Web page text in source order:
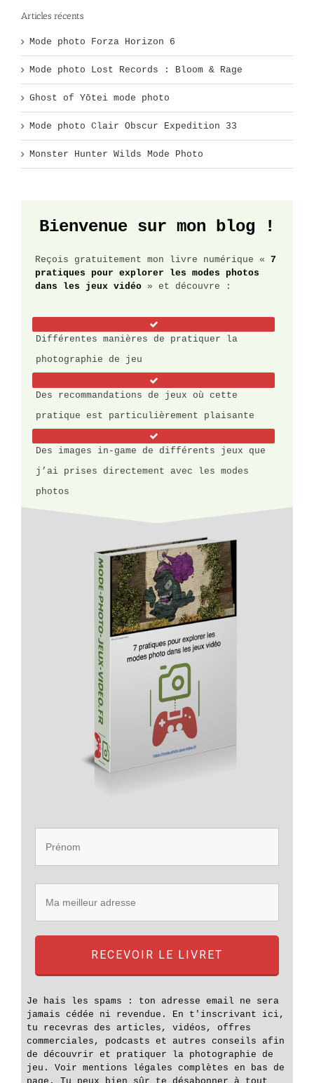
Articles récents
Mode photo Forza Horizon 6
Mode photo Lost Records : Bloom & Rage
Ghost of Yōtei mode photo
Mode photo Clair Obscur Expedition 33
Monster Hunter Wilds Mode Photo
Bienvenue sur mon blog !
Reçois gratuitement mon livre numérique « 7
pratiques pour explorer les modes photos
dans les jeux vidéo » et découvre :
Différentes manières de pratiquer la
photographie de jeu
Des recommandations de jeux où cette
pratique est particulièrement plaisante
Des images in-game de différents jeux que
j’ai prises directement avec les modes
photos
RECEVOIR LE LIVRET
Je hais les spams : ton adresse email ne sera
jamais cédée ni revendue. En t'inscrivant ici,
tu recevras des articles, vidéos, offres
commerciales, podcasts et autres conseils afin
de découvrir et pratiquer la photographie de
jeu. Voir mentions légales complètes en bas de